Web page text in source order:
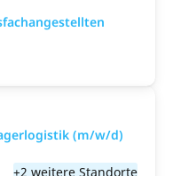
(m/w/d)
+2 weitere Standorte